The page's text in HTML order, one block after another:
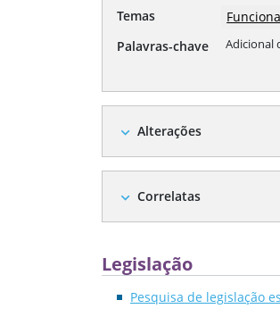
Temas
Palavras-chave Adicional
expand_more Alterações
expand_more Correlatas
Legislação
Pesquisa de legislação